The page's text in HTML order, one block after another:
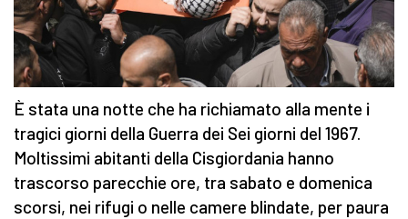
È stata una notte che ha richiamato alla mente i
tragici giorni della Guerra dei Sei giorni del 1967.
Moltissimi abitanti della Cisgiordania hanno
trascorso parecchie ore, tra sabato e domenica
scorsi, nei rifugi o nelle camere blindate, per paura